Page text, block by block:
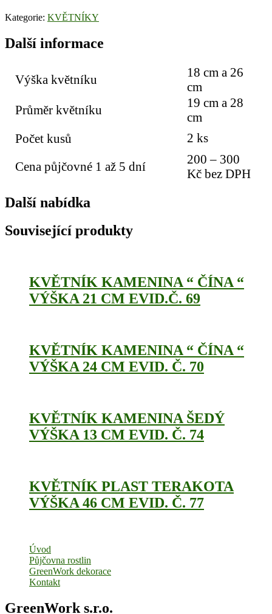
Kategorie: KVĚTNÍKY
Další informace
Výška květníku
18 cm a 26
cm
Průměr květníku
19 cm a 28
cm
Počet kusů
2 ks
Cena půjčovné 1 až 5 dní
200 – 300
Kč bez DPH
Další nabídka
Související produkty
KVĚTNÍK KAMENINA “ ČÍNA “
VÝŠKA 21 CM EVID.Č. 69
KVĚTNÍK KAMENINA “ ČÍNA “
VÝŠKA 24 CM EVID. Č. 70
KVĚTNÍK KAMENINA ŠEDÝ
VÝŠKA 13 CM EVID. Č. 74
KVĚTNÍK PLAST TERAKOTA
VÝŠKA 46 CM EVID. Č. 77
Úvod
Půjčovna rostlin
GreenWork dekorace
Kontakt
GreenWork s.r.o.